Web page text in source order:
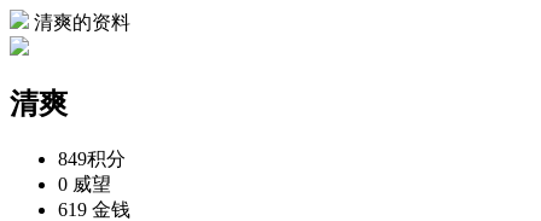
清爽的资料
清爽
849积分
0 威望
619 金钱